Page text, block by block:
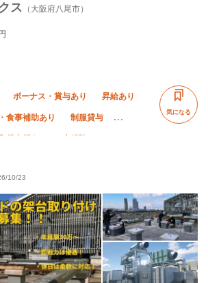
ス （大阪府八尾市）
ボーナス・賞与あり 昇給あり
食事補助あり 制服貸与
暇
気になる
10/23